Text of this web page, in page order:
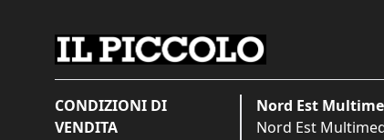
CONDIZIONI DI
VENDITA
Nord Est
Nord Est